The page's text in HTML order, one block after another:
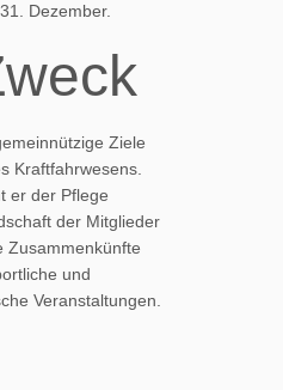
Dezember.
Ziele
Kraftfahrwesens.
er der Pflege
der Mitglieder
Zusammenkünfte
und
Veranstaltungen.